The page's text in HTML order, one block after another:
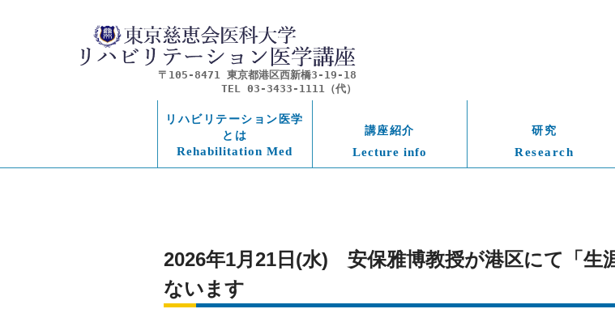
〒105-8471 東京都港区西新橋3-19-18
TEL 03-3433-1111（代）
リハビリテーション医学
とは
Rehabilitation Med
講座紹介
Lecture info
研究
Research
2026年1月21日(水)　安保雅博教授が港区にて「
ないます